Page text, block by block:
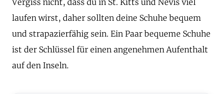
laufen wirst, daher sollten deine Schuhe bequem
und strapazierfähig sein. Ein Paar bequeme Schuhe
ist der Schlüssel für einen angenehmen Aufenthalt
auf den Inseln.